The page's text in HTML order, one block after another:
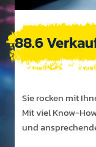
88.6
Sie rocken mit
Mit viel Know-
und